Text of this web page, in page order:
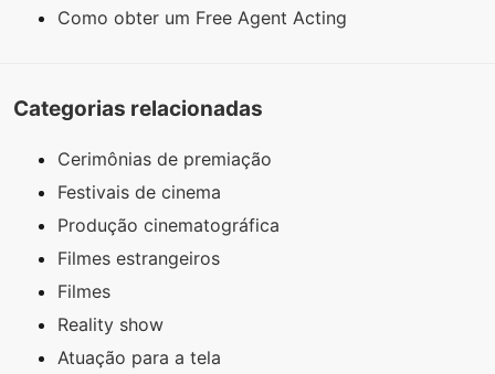
Como obter um Free Agent Acting
Categorias relacionadas
Cerimônias de premiação
Festivais de cinema
Produção cinematográfica
Filmes estrangeiros
Filmes
Reality show
Atuação para a tela